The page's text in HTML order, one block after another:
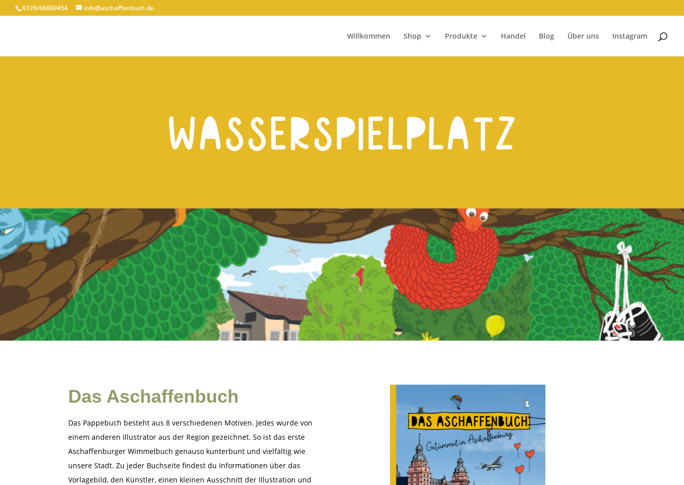
0176/66860454 info@aschaffenbuch.de
Willkommen Shop Produkte Handel Blog Über uns Instagram
Das Aschaffenbuch
Das Pappebuch besteht aus 8 verschiedenen Motiven. Jedes wurde von
einem anderen Illustrator aus der Region gezeichnet. So ist das erste
Aschaffenburger Wimmelbuch genauso kunterbunt und vielfältig wie
unsere Stadt. Zu jeder Buchseite findest du Informationen über das
Vorlagebild, den Künstler, einen kleinen Ausschnitt der Illustration und